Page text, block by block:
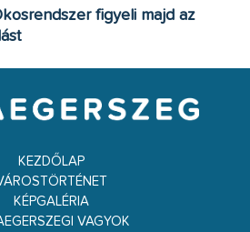
figyeli majd az
KEZDŐLAP
KÉPGALÉRIA
VAGYOK